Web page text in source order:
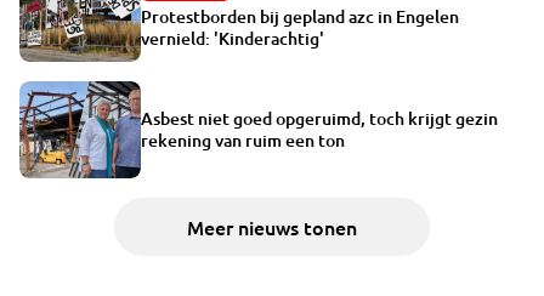
Protestborden bij gepland azc in Engelen
vernield: 'Kinderachtig'
Asbest niet goed opgeruimd, toch krijgt gezin
rekening van ruim een ton
Meer nieuws tonen